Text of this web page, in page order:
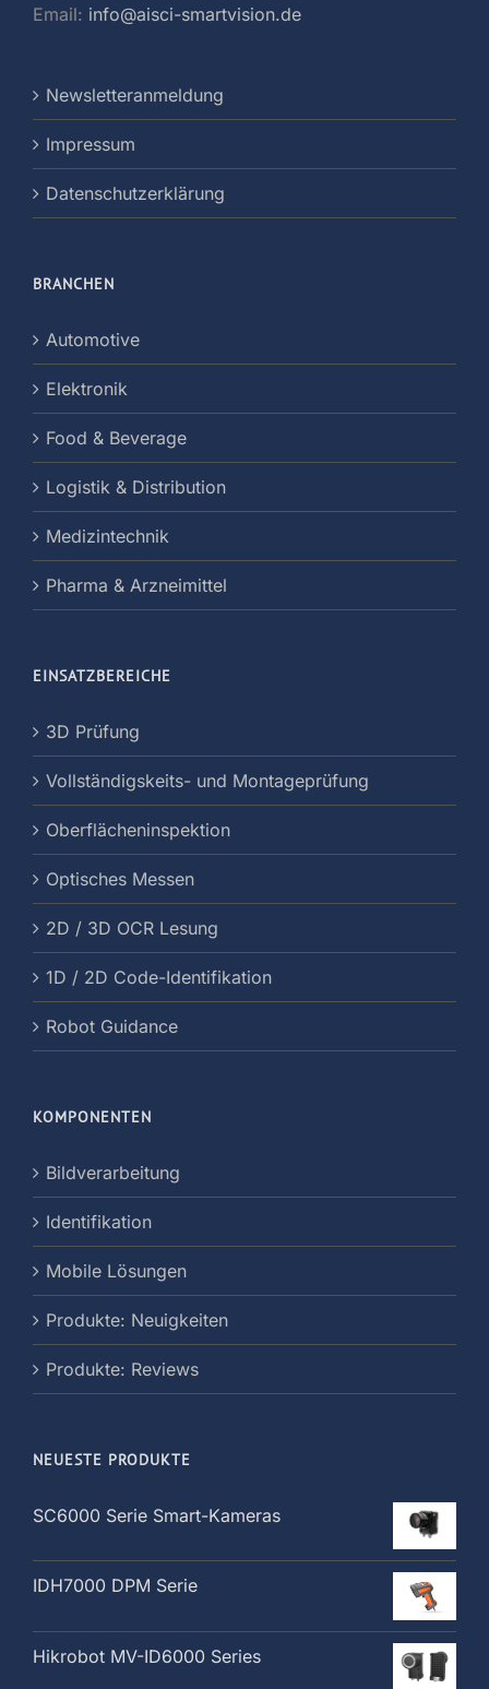
Email: info@aisci-smartvision.de
Newsletteranmeldung
Impressum
Datenschutzerklärung
BRANCHEN
Automotive
Elektronik
Food & Beverage
Logistik & Distribution
Medizintechnik
Pharma & Arzneimittel
EINSATZBEREICHE
3D Prüfung
Vollständigskeits- und Montageprüfung
Oberflächeninspektion
Optisches Messen
2D / 3D OCR Lesung
1D / 2D Code-Identifikation
Robot Guidance
KOMPONENTEN
Bildverarbeitung
Identifikation
Mobile Lösungen
Produkte: Neuigkeiten
Produkte: Reviews
NEUESTE PRODUKTE
SC6000 Serie Smart-Kameras
IDH7000 DPM Serie
Hikrobot MV-ID6000 Series